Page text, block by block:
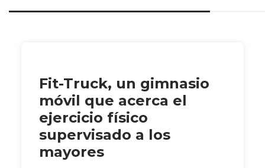
Fit-Truck, un gimnasio
móvil que acerca el
ejercicio físico
supervisado a los
mayores